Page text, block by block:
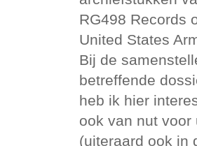
RG498 Records
United States
Bij de
betreffende
heb ik hier
ook van nut voor
(uiteraard ook in